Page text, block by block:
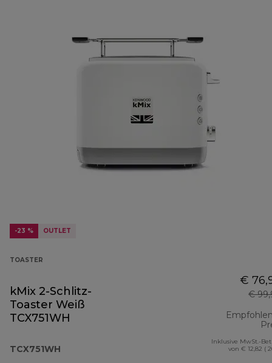
-23 % OUTLET
TOASTER
kMix 2-Schlitz-
Toaster Weiß
TCX751WH
TCX751WH
€
€
Inklusive MwSt.-
von € 12,82 (